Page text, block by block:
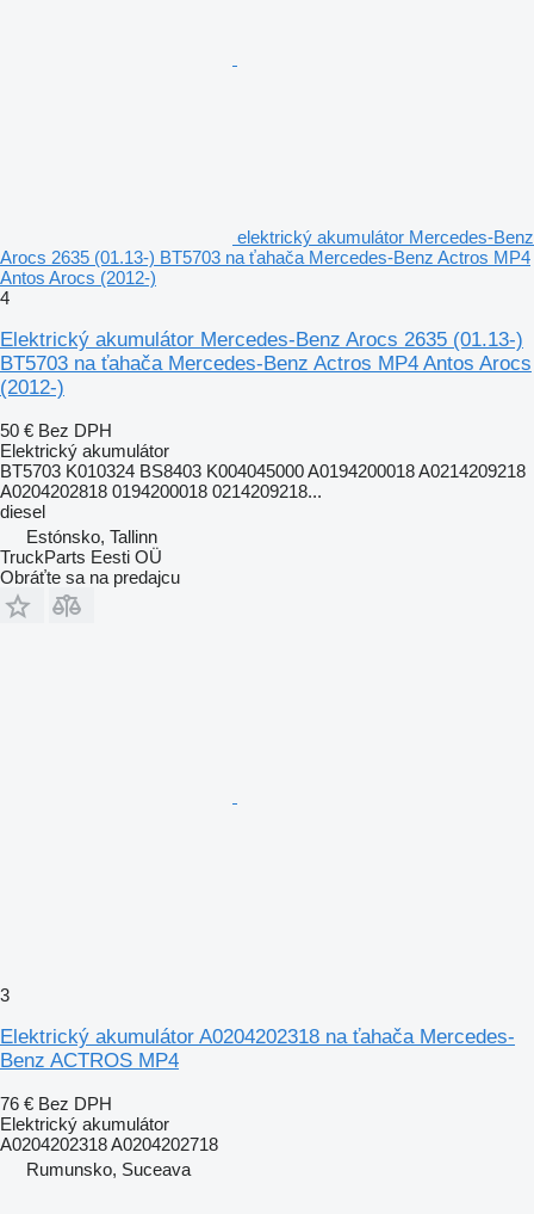
elektrický akumulátor Mercedes-Benz
Arocs 2635 (01.13-) BT5703 na ťahača Mercedes-Benz Actros MP4
Antos Arocs (2012-)
4
Elektrický akumulátor Mercedes-Benz Arocs 2635 (01.13-)
BT5703 na ťahača Mercedes-Benz Actros MP4 Antos Arocs
(2012-)
50 € Bez DPH
Elektrický akumulátor
BT5703 K010324 BS8403 K004045000 A0194200018 A0214209218
A0204202818 0194200018 0214209218...
diesel
Estónsko, Tallinn
TruckParts Eesti OÜ
Obráťte sa na predajcu
3
Elektrický akumulátor A0204202318 na ťahača Mercedes-
Benz ACTROS MP4
76 € Bez DPH
Elektrický akumulátor
A0204202318 A0204202718
Rumunsko, Suceava